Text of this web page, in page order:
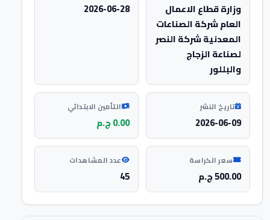
وزارة قطاع الاعمال
العام شركة الصناعات
المعدنية شركة النصر
لصناعة الزجاج
والبللور
2026-06-28
تاريخ النشر
2026-06-09
التأمين الابتدائي
0.00 ج.م
سعر الكراسة
500.00 ج.م
عدد المشاهدات
45